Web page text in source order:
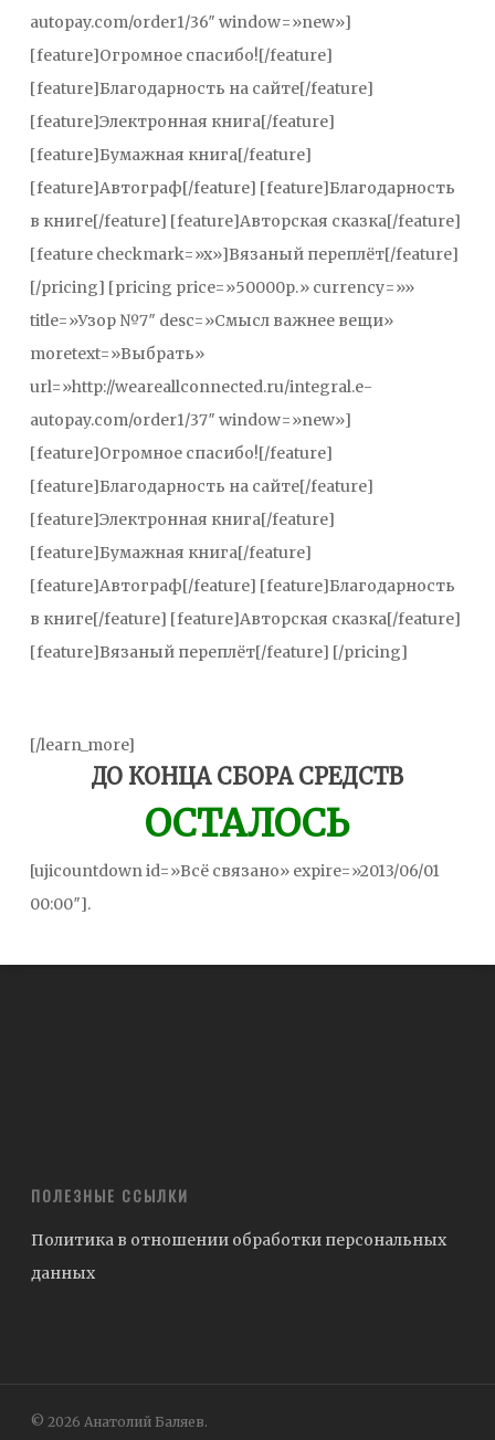
autopay.com/order1/36″ window=»new»]
[feature]Огромное спасибо![/feature]
[feature]Благодарность на сайте[/feature]
[feature]Электронная книга[/feature]
[feature]Бумажная книга[/feature]
[feature]Автограф[/feature] [feature]Благодарность
в книге[/feature] [feature]Авторская сказка[/feature]
[feature checkmark=»x»]Вязаный переплёт[/feature]
[/pricing] [pricing price=»50000р.» currency=»»
title=»Узор №7″ desc=»Смысл важнее вещи»
moretext=»Выбрать»
url=»http://weareallconnected.ru/integral.e-
autopay.com/order1/37″ window=»new»]
[feature]Огромное спасибо![/feature]
[feature]Благодарность на сайте[/feature]
[feature]Электронная книга[/feature]
[feature]Бумажная книга[/feature]
[feature]Автограф[/feature] [feature]Благодарность
в книге[/feature] [feature]Авторская сказка[/feature]
[feature]Вязаный переплёт[/feature] [/pricing]
[/learn_more]
ДО КОНЦА СБОРА СРЕДСТВ
ОСТАЛОСЬ
[ujicountdown id=»Всё связано» expire=»2013/06/01
00:00″].
ПОЛЕЗНЫЕ ССЫЛКИ
Политика в отношении обработки персональных
данных
© 2026 Анатолий Баляев.